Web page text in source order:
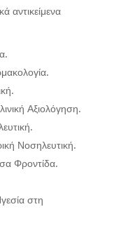
αντικείμενα
Αξιολόγηση.
Νοσηλευτική.
Φροντίδα.
στη